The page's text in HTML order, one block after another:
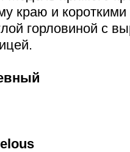
краю и
горловиной с